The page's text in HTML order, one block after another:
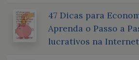
47 Dicas para
Aprenda o Passo a
lucrativos na